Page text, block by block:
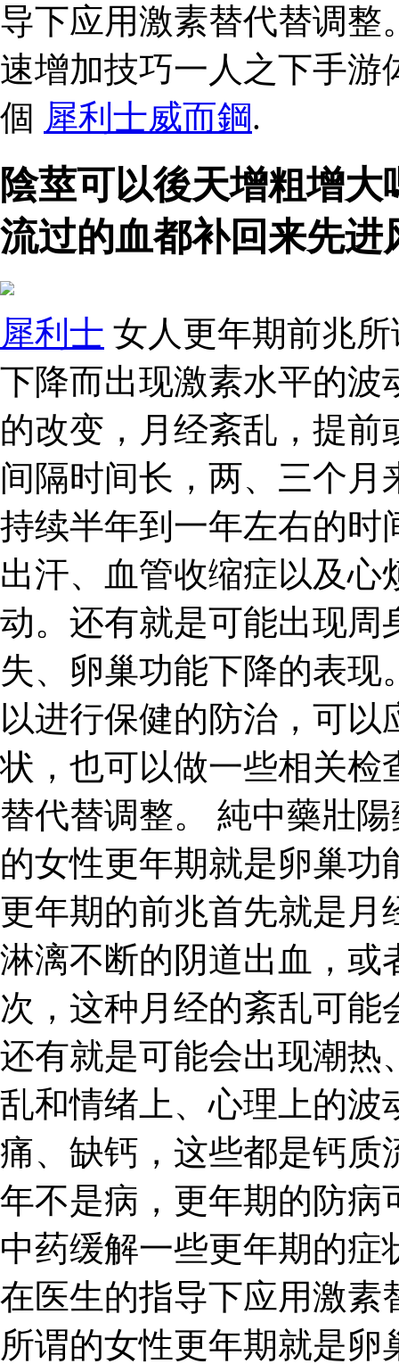
导下应用激素替代替调整
速增加技巧一人之下手游
個 犀利士威而鋼.
陰莖可以後天增粗增
流过的血都补回来先进
犀利士 女人更年期前兆
下降而出现激素水平的波
的改变，月经紊乱，提
间隔时间长，两、三个
持续半年到一年左右的时
出汗、血管收缩症以及
动。还有就是可能出现周
失、卵巢功能下降的表
以进行保健的防治，可
状，也可以做一些相关检
替代替调整。 純中藥壯
的女性更年期就是卵巢
更年期的前兆首先就是月
淋漓不断的阴道出血，或
次，这种月经的紊乱可
还有就是可能会出现潮热
乱和情绪上、心理上的波
痛、缺钙，这些都是钙质
年不是病，更年期的防病
中药缓解一些更年期的
在医生的指导下应用激素
所谓的女性更年期就是